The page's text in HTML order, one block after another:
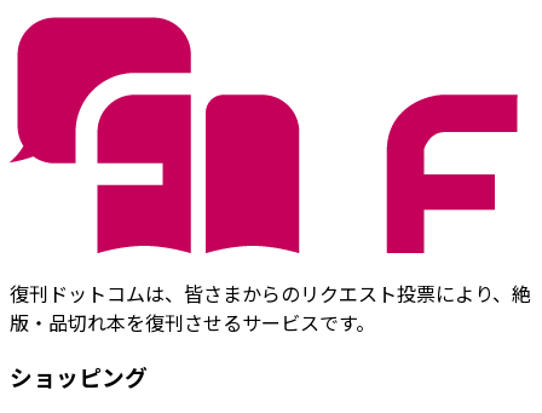
復刊ドットコムは、皆さまからのリクエスト投票により、絶
版・品切れ本を復刊させるサービスです。
ショッピング